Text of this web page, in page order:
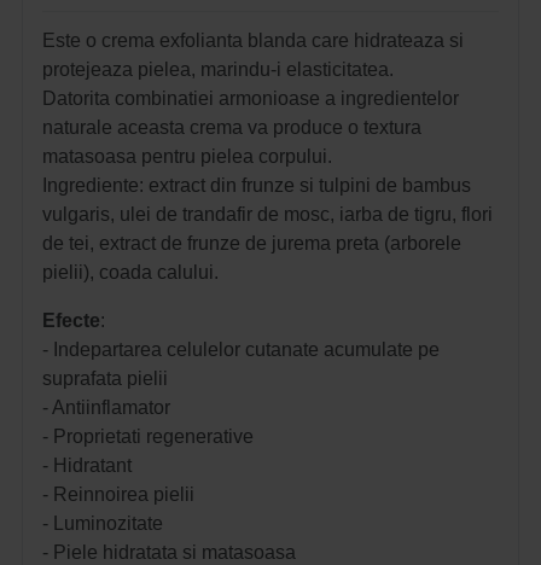
Este o crema exfolianta blanda care hidrateaza si
protejeaza pielea, marindu-i elasticitatea.
Datorita combinatiei armonioase a ingredientelor
naturale aceasta crema va produce o textura
matasoasa pentru pielea corpului.
Ingrediente: extract din frunze si tulpini de bambus
vulgaris, ulei de trandafir de mosc, iarba de tigru, flori
de tei, extract de frunze de jurema preta (arborele
pielii), coada calului.
Efecte:
- Indepartarea celulelor cutanate acumulate pe
suprafata pielii
- Antiinflamator
- Proprietati regenerative
- Hidratant
- Reinnoirea pielii
- Luminozitate
- Piele hidratata si matasoasa